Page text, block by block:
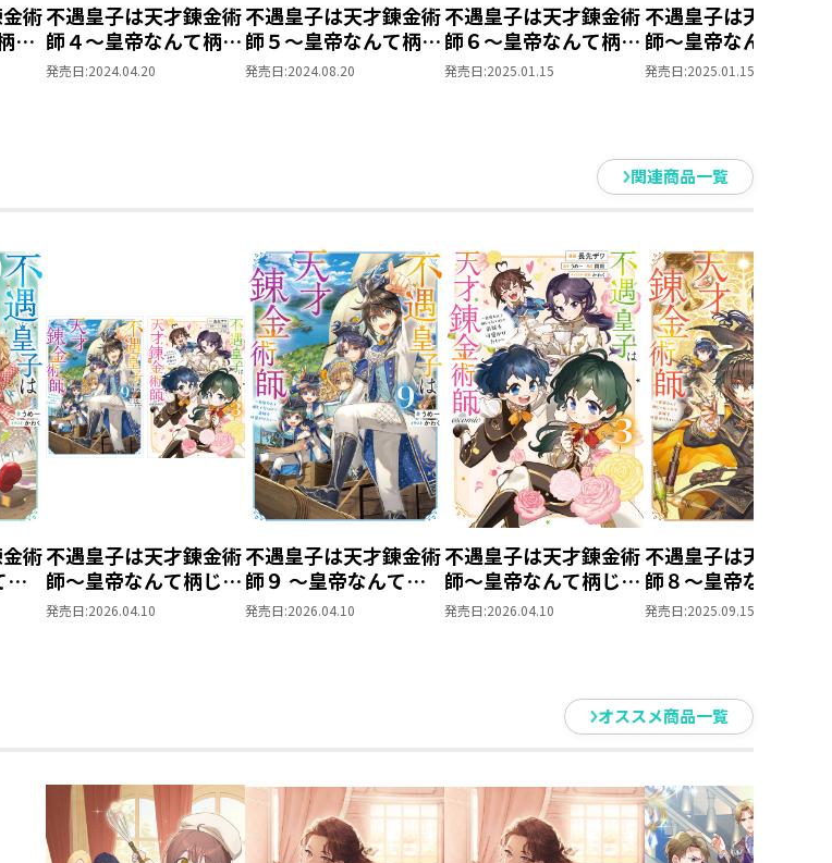
術
じ
愛
不遇皇子は天才錬金術
師４～皇帝なんて柄じ
ゃないので弟妹を可愛
発売日:2024.04.20
不遇皇子は天才錬金術
師５～皇帝なんて柄じ
ゃないので弟妹を可愛
発売日:2024.08.20
不遇皇子は天才錬金術
師６～皇帝なんて柄じ
ゃないので弟妹を可愛
発売日:2025.01.15
不遇皇子は天才錬金
師～皇帝なんて柄じ
ないので弟妹を可愛
ト【特典SS付き】
発売日:2025.01.15
関連商品一覧
術
柄
可
不遇皇子は天才錬金術
師～皇帝なんて柄じゃ
ないので弟妹を可愛が
発売日:2026.04.10
不遇皇子は天才錬金術
師９ ～皇帝なんて柄
じゃないので弟妹を可
発売日:2026.04.10
不遇皇子は天才錬金術
師～皇帝なんて柄じゃ
ないので弟妹を可愛が
発売日:2026.04.10
不遇皇子は天才錬金
師８～皇帝なんて柄
ゃないので弟妹を可
発売日:2025.09.15
オススメ商品一覧